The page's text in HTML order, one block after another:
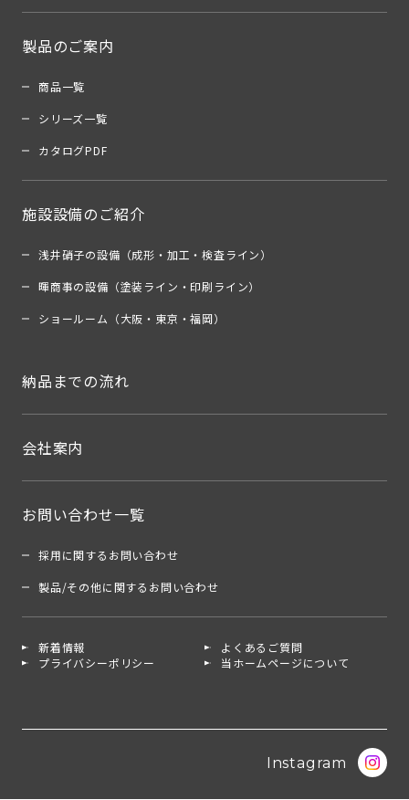
製品のご案内
商品一覧
シリーズ一覧
カタログPDF
施設設備のご紹介
浅井硝子の設備（成形・加工・検査ライン）
暉商事の設備（塗装ライン・印刷ライン）
ショールーム（大阪・東京・福岡）
納品までの流れ
会社案内
お問い合わせ一覧
採用に関するお問い合わせ
製品/その他に関するお問い合わせ
新着情報
よくあるご質問
プライバシーポリシー
当ホームページについて
Instagram